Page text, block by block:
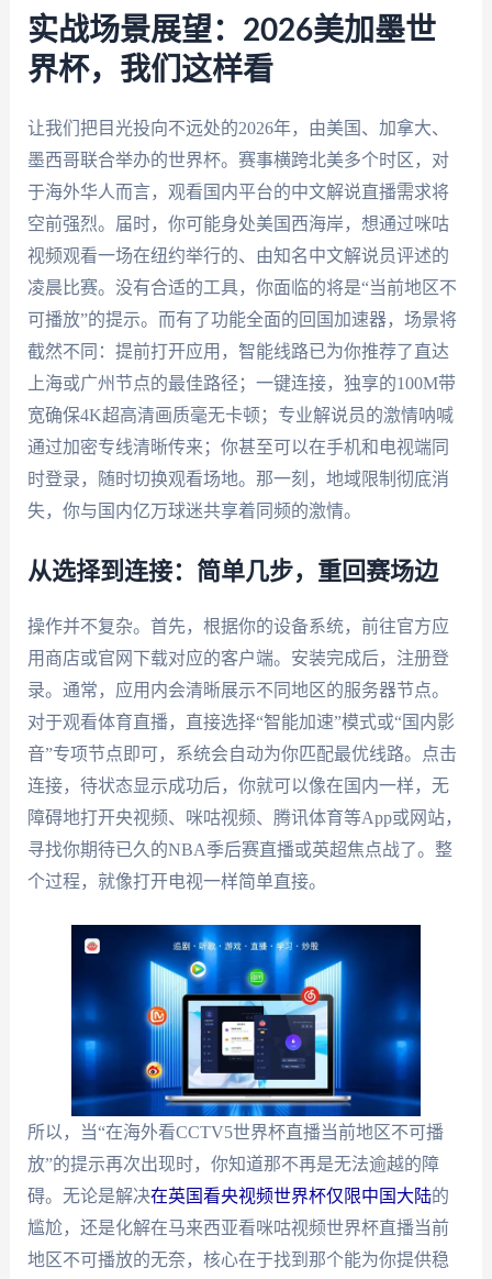
实战场景展望：2026美加墨世
界杯，我们这样看
让我们把目光投向不远处的2026年，由美国、加拿大、
墨西哥联合举办的世界杯。赛事横跨北美多个时区，对
于海外华人而言，观看国内平台的中文解说直播需求将
空前强烈。届时，你可能身处美国西海岸，想通过咪咕
视频观看一场在纽约举行的、由知名中文解说员评述的
凌晨比赛。没有合适的工具，你面临的将是“当前地区不
可播放”的提示。而有了功能全面的回国加速器，场景将
截然不同：提前打开应用，智能线路已为你推荐了直达
上海或广州节点的最佳路径；一键连接，独享的100M带
宽确保4K超高清画质毫无卡顿；专业解说员的激情呐喊
通过加密专线清晰传来；你甚至可以在手机和电视端同
时登录，随时切换观看场地。那一刻，地域限制彻底消
失，你与国内亿万球迷共享着同频的激情。
从选择到连接：简单几步，重回赛场边
操作并不复杂。首先，根据你的设备系统，前往官方应
用商店或官网下载对应的客户端。安装完成后，注册登
录。通常，应用内会清晰展示不同地区的服务器节点。
对于观看体育直播，直接选择“智能加速”模式或“国内影
音”专项节点即可，系统会自动为你匹配最优线路。点击
连接，待状态显示成功后，你就可以像在国内一样，无
障碍地打开央视频、咪咕视频、腾讯体育等App或网站，
寻找你期待已久的NBA季后赛直播或英超焦点战了。整
个过程，就像打开电视一样简单直接。
所以，当“在海外看CCTV5世界杯直播当前地区不可播
放”的提示再次出现时，你知道那不再是无法逾越的障
碍。无论是解决在英国看央视频世界杯仅限中国大陆的
尴尬，还是化解在马来西亚看咪咕视频世界杯直播当前
地区不可播放的无奈，核心在于找到那个能为你提供稳